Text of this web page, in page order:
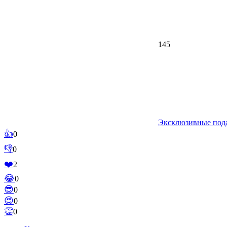
145
Эксклюзивные
👍0
👎0
❤️2
😂0
😎0
😍0
👏0